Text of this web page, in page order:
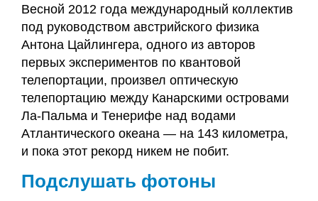
Весной 2012 года международный коллектив
под руководством австрийского физика
Антона Цайлингера, одного из авторов
первых экспериментов по квантовой
телепортации, произвел оптическую
телепортацию между Канарскими островами
Ла-Пальма и Тенерифе над водами
Атлантического океана — на 143 километра,
и пока этот рекорд никем не побит.
Подслушать фотоны